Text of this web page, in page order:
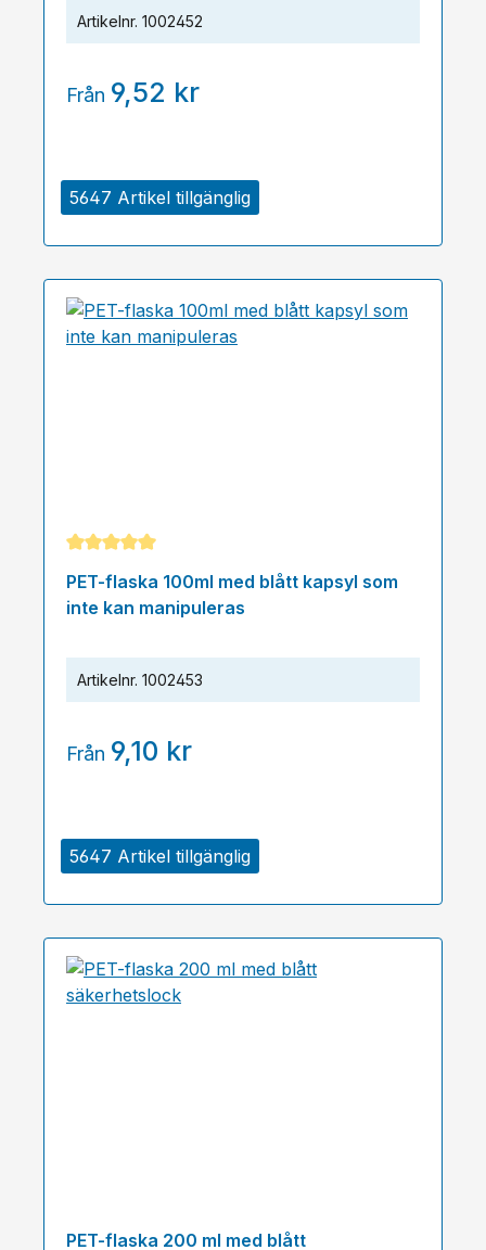
5647 Artikel tillgänglig
Artikelnr. 1002452
Från 9,52 kr
5647 Artikel tillgänglig
Genomsnittligt betyg på 5 av 5 stjärnor
PET-flaska 100ml med blått kapsyl som
inte kan manipuleras
Artikelnr. 1002453
Från 9,10 kr
PET-flaska 200 ml med blått